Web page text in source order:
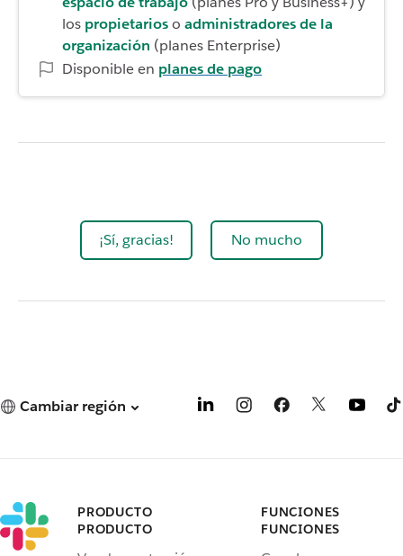
los propietarioso administradores de la
organización (planes Enterprise)
Disponible en planes de pago
¡Sí, gracias! No mucho
Cambiar región
PRODUCTO
PRODUCTO
FUNCIONES
FUNCIONES